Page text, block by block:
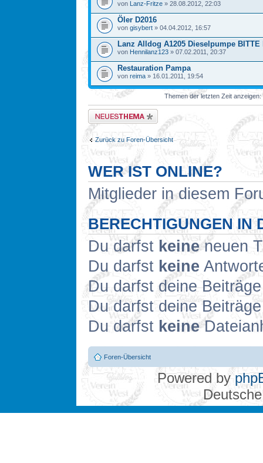
von Lanz-Fritze » 28.08.2012, 22:03
Öler D2016
von gisybert » 04.04.2012, 16:57
Lanz Alldog A1205 Dieselpumpe BITTE
von Hennilanz123 » 07.02.2011, 20:37
Restauration Pampa
von reima » 16.01.2011, 19:54
Themen der letzten Zeit anzeigen:
Neues Thema erstellen
Zurück zu Foren-Übersicht
WER IST ONLINE?
Mitglieder in diesem
BERECHTIGUNGEN IN
Du darfst keineneuen
Du darfst keine
Du darfst deine
Du darfst deine
Du darfst keine
Foren-Übersicht
Powered by